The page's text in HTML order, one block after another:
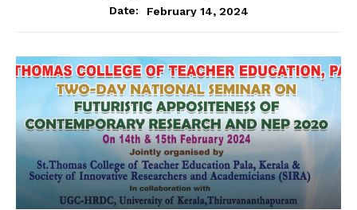
Date:
February 14, 2024